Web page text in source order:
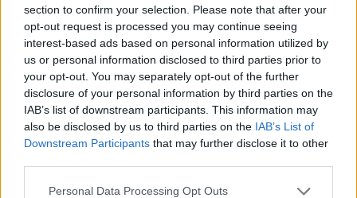
section to confirm your selection. Please note that after your
opt-out request is processed you may continue seeing
interest-based ads based on personal information utilized by
us or personal information disclosed to third parties prior to
your opt-out. You may separately opt-out of the further
disclosure of your personal information by third parties on the
IAB’s list of downstream participants. This information may
also be disclosed by us to third parties on the IAB’s List of
Downstream Participants that may further disclose it to other
Personal Data Processing Opt Outs
Lietuva
Ugniagesiai: dėl audros
nuverstų medžių į
iškvietimus vykome 49
kartus
Lietuva
Varėnos rajoną ir vėl
talžė audra, nuvirtę
medžiai užtvėrė kelius